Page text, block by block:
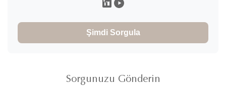
Şimdi Sorgula
Sorgunuzu Gönderin